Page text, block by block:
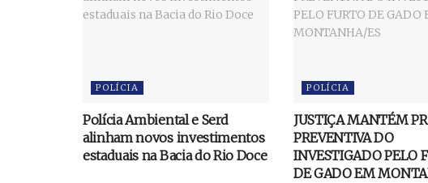
POLÍCIA
Polícia Ambiental e Serd
alinham novos investimentos
estaduais na Bacia do Rio Doce
POLÍCIA
JUSTIÇA MANTÉM
PREVENTIVA DO
INVESTIGADO PELO
DE GADO EM